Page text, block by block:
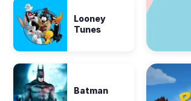
Looney
Tunes
Batman